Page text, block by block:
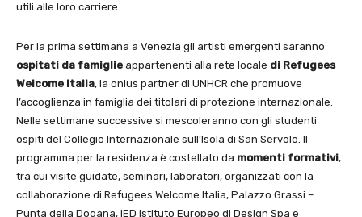
utili alle loro carriere.
Per la prima settimana a Venezia gli artisti emergenti saranno
ospitati da famiglie appartenenti alla rete locale di Refugees
Welcome Italia, la onlus partner di UNHCR che promuove
l’accoglienza in famiglia dei titolari di protezione internazionale.
Nelle settimane successive si mescoleranno con gli studenti
ospiti del Collegio Internazionale sull’Isola di San Servolo. Il
programma per la residenza è costellato da momenti formativi,
tra cui visite guidate, seminari, laboratori, organizzati con la
collaborazione di Refugees Welcome Italia, Palazzo Grassi –
Punta della Dogana, IED Istituto Europeo di Design Spa e